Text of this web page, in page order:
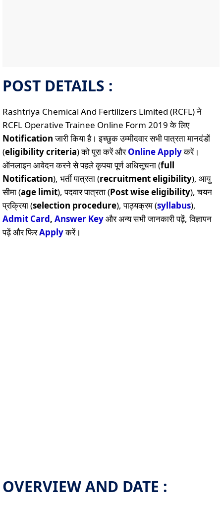
POST DETAILS :
Rashtriya Chemical And Fertilizers Limited (RCFL) ने
RCFL Operative Trainee Online Form 2019 के लिए
Notificationजारी किया है। इच्छुक उम्मीदवार सभी पात्रता मानदंडों
(eligibility criteria) को पूरा करें औरOnlineApplyकरें।
ऑनलाइन आवेदन करने से पहले कृपया पूर्ण अधिसूचना (full
Notification), भर्ती पात्रता (recruitment eligibility), आयु
सीमा (age limit), पदवार पात्रता (Post wise eligibility), चयन
प्रक्रिया (selection procedure), पाठ्यक्रम (syllabus),
Admit Card, Answer Keyऔर अन्य सभी जानकारी पढ़ें, विज्ञापन
पढ़ें और फिरApplyकरें।
OVERVIEW AND DATE :